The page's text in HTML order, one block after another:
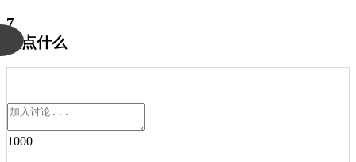
7
说点什么
1000